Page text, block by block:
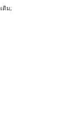
ดิม;